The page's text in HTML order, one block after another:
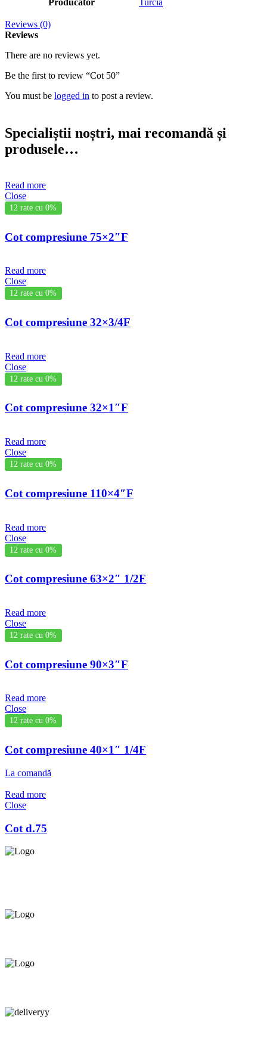
Reviews (0)
Reviews
There are no reviews yet.
Be the first to review “Cot 50”
You must be logged in to post a review.
Specialiștii noștri, mai recomandă și
produsele…
Read more
Close
12 rate cu 0%
Cot compresiune 75×2″F
Read more
Close
12 rate cu 0%
Cot compresiune 32×3/4F
Read more
Close
12 rate cu 0%
Cot compresiune 32×1″F
Read more
Close
12 rate cu 0%
Cot compresiune 110×4″F
Read more
Close
12 rate cu 0%
Cot compresiune 63×2″ 1/2F
Read more
Close
12 rate cu 0%
Cot compresiune 90×3″F
Read more
Close
12 rate cu 0%
Cot compresiune 40×1″ 1/4F
La comandă
Read more
Close
Cot d.75